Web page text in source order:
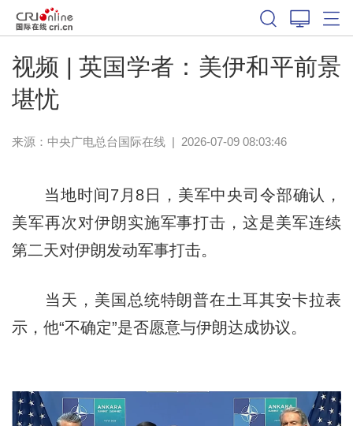
视频 | 英国学者：美伊和平前景
堪忧
来源：中央广电总台国际在线| 2026-07-09 08:03:46
当地时间7月8日，美军中央司令部确认，
美军再次对伊朗实施军事打击，这是美军连续
第二天对伊朗发动军事打击。
当天，美国总统特朗普在土耳其安卡拉表
示，他“不确定”是否愿意与伊朗达成协议。